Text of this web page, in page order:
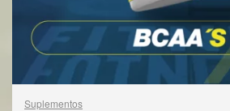
Suplementos